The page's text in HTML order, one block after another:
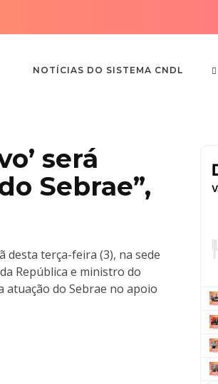
NOTÍCIAS DO SISTEMA CNDL
será
Sebrae”,
desta terça-feira (3), na sede
República e ministro do
atuação do Sebrae no apoio